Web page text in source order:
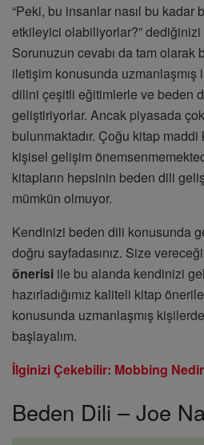
“Peki, bu insanlar nasıl bu
etkileyici olabiliyorlar?”
Sorunuzun cevabı da tam olarak
iletişim konusunda uzmanlaşmış
dilini çeşitli eğitimlerle ve beden
geliştiriyorlar. Ancak piyasada
bulunmaktadır. Çoğu kitap maddi
kişisel gelişim
kitapların hepsinin beden dili
mümkün olmuyor.
Kendinizi beden dili konusunda
doğru sayfadasınız. Size
önerisi ile bu alanda kendinizi
hazırladığımız kaliteli kitap
konusunda uzmanlaşmış
başlayalım.
İlginizi Çekebilir: Mobbing
Beden Dili – Joe